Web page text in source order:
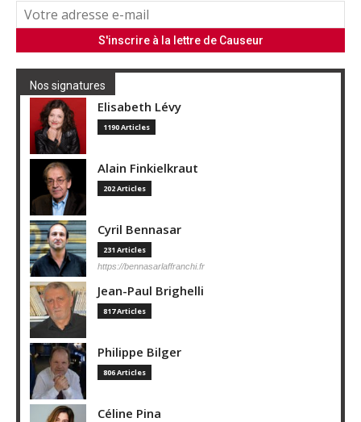
Nos signatures
Elisabeth Lévy
1190 Articles
Alain Finkielkraut
202 Articles
Cyril Bennasar
231 Articles
https://bennasarlaffranchi.fr
Jean-Paul Brighelli
817 Articles
Philippe Bilger
806 Articles
Céline Pina